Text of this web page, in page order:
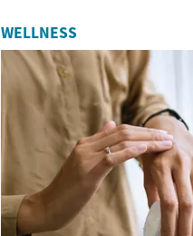
WELLNESS